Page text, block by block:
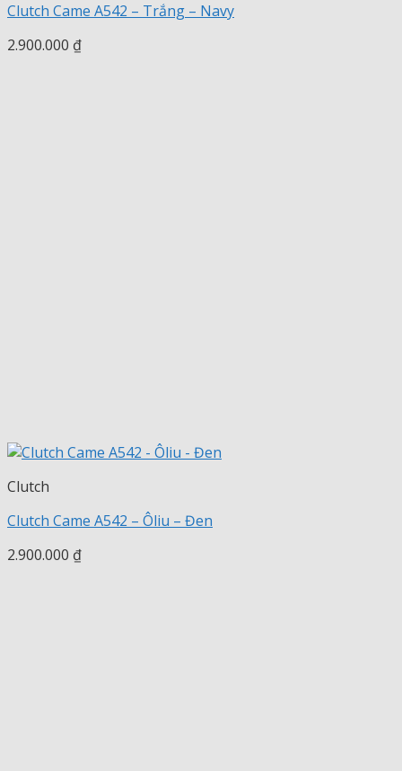
Clutch Came A542 – Trắng – Navy
2.900.000 ₫
Clutch
Clutch Came A542 – Ôliu – Đen
2.900.000 ₫